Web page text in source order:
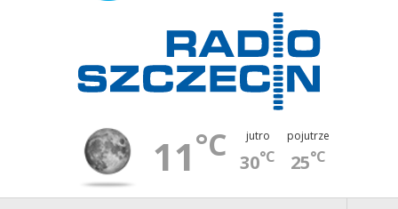
11°C jutro
30°C
pojutrze
25°C